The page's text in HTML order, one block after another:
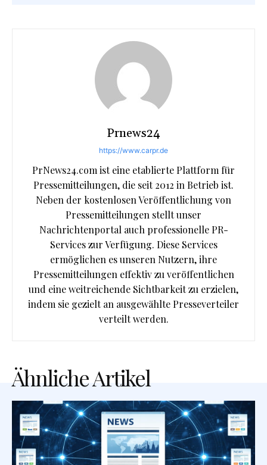
Prnews24
https://www.carpr.de
PrNews24.com ist eine etablierte Plattform für
Pressemitteilungen, die seit 2012 in Betrieb ist.
Neben der kostenlosen Veröffentlichung von
Pressemitteilungen stellt unser
Nachrichtenportal auch professionelle PR-
Services zur Verfügung. Diese Services
ermöglichen es unseren Nutzern, ihre
Pressemitteilungen effektiv zu veröffentlichen
und eine weitreichende Sichtbarkeit zu erzielen,
indem sie gezielt an ausgewählte Presseverteiler
verteilt werden.
Ähnliche Artikel